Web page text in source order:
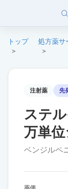
トップ
>
処方薬サ
>
注射薬 先
ステ
万単
ベンジルペ